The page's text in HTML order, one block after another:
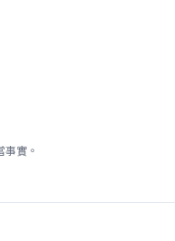
實。